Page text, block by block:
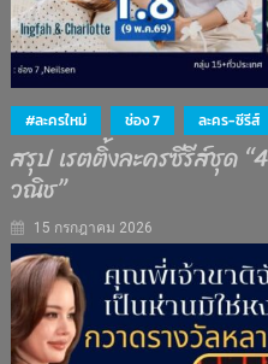
#ละครใหม่ ช่อง 7 ละคร-ซีรีส์
สรุป เรตติ้งละครซีรีส์ชุด
วณิช”
15 กรกฎาคม 2026